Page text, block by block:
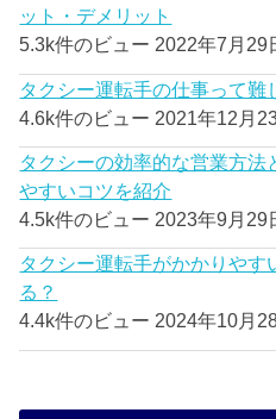
ット・デメリット
5.3k件のビュー 2022年7月29
タクシー運転手の仕事って難
4.6k件のビュー 2021年12月
タクシーの効率的な営業方法
やすいコツを紹介
4.5k件のビュー 2023年9月29
タクシー運転手がかかりやす
る？
4.4k件のビュー 2024年10月